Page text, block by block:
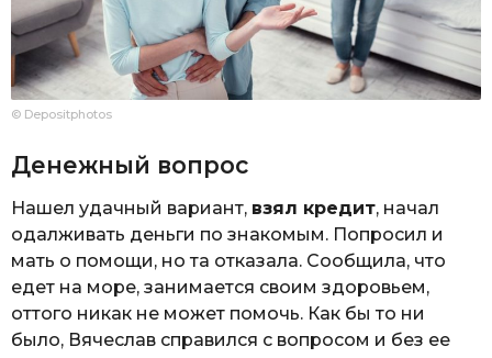
© Depositphotos
Денежный вопрос
Нашел удачный вариант, взял кредит, начал
одалживать деньги по знакомым. Попросил и
мать о помощи, но та отказала. Сообщила, что
едет на море, занимается своим здоровьем,
оттого никак не может помочь. Как бы то ни
было, Вячеслав справился с вопросом и без ее